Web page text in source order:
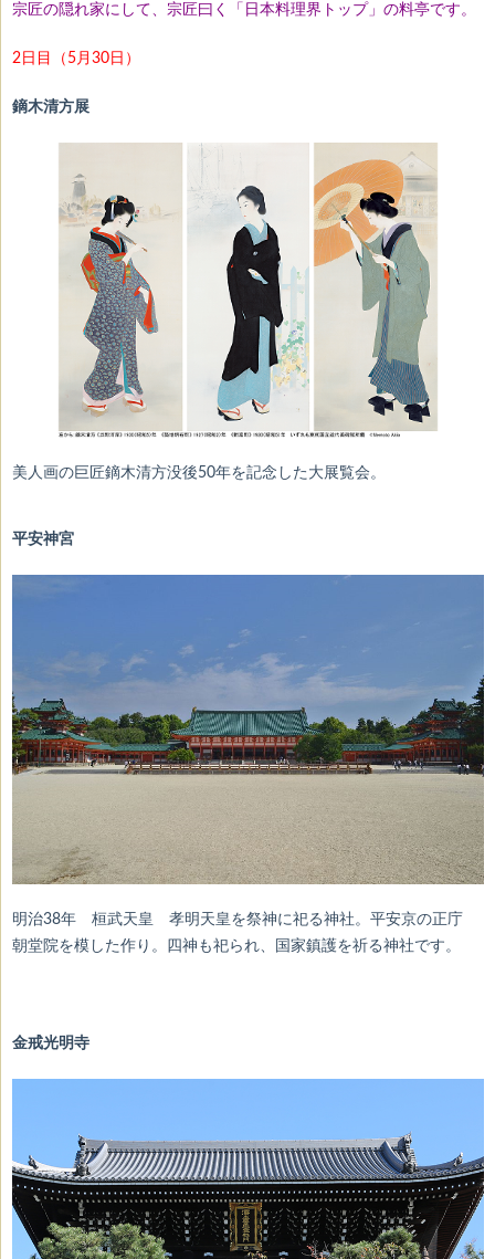
宗匠の隠れ家にして、宗匠曰く「日本料理界トップ」の料亭です。
2日目（5月30日）
鏑木清方展
美人画の巨匠鏑木清方没後50年を記念した大展覧会。
平安神宮
明治38年 桓武天皇 孝明天皇を祭神に祀る神社。平安京の正庁
朝堂院を模した作り。四神も祀られ、国家鎮護を祈る神社です。
金戒光明寺